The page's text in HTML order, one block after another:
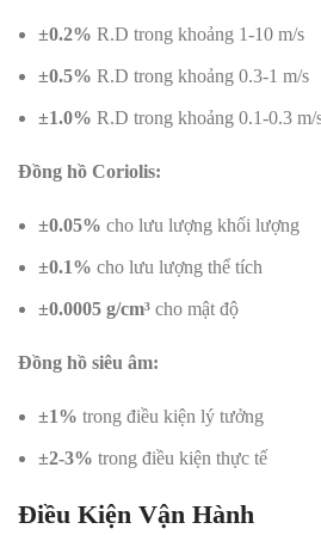
±0.2% R.D trong khoảng 1-10 m/s
±0.5% R.D trong khoảng 0.3-1 m/s
±1.0% R.D trong khoảng 0.1-0.3 m/
Đồng hồ Coriolis:
±0.05% cho lưu lượng khối lượng
±0.1% cho lưu lượng thể tích
±0.0005 g/cm³ cho mật độ
Đồng hồ siêu âm:
±1% trong điều kiện lý tưởng
±2-3% trong điều kiện thực tế
Điều Kiện Vận Hành